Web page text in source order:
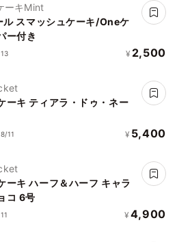
ーキMint
スマッシュケーキ/Oneケ
ー付き
¥ 2,500
ーキ ティアラ・ドゥ・ネー
11 ¥ 5,400
ーキ ハーフ＆ハーフ キャラ
コ 6号
¥ 4,900